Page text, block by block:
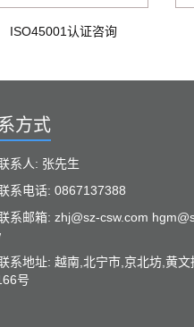
ISO45001认证咨询
方式
系人: 张先生
系电话: 0867137388
系邮箱: zhj@sz-csw.com
系地址: 越南,北宁市,京北坊,黄文
号